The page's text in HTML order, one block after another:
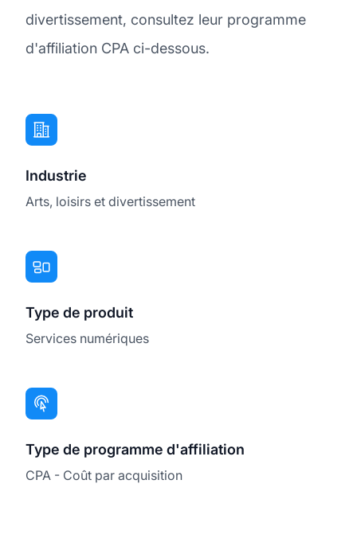
divertissement, consultez leur programme
d'affiliation CPA ci-dessous.
Industrie
Arts, loisirs et divertissement
Type de produit
Services numériques
Type de programme d'affiliation
CPA - Coût par acquisition